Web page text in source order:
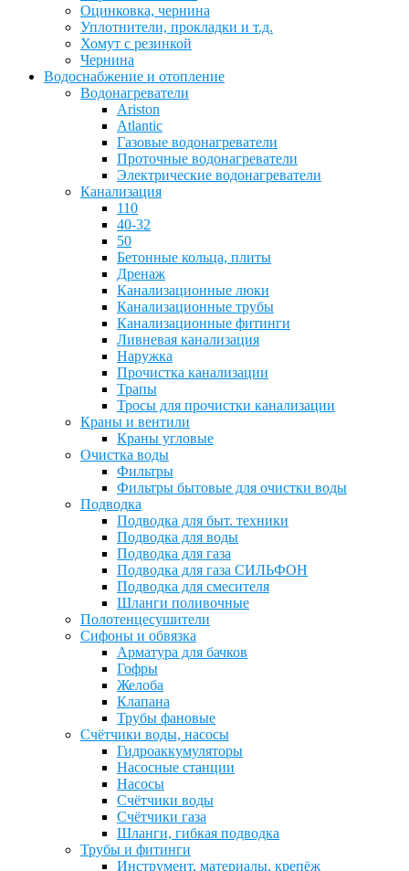
Оцинковка, чернина
Уплотнители, прокладки и т.д.
Хомут с резинкой
Чернина
Водоснабжение и отопление
Водонагреватели
Ariston
Atlantic
Газовые водонагреватели
Проточные водонагреватели
Электрические водонагреватели
Канализация
110
40-32
50
Бетонные кольца, плиты
Дренаж
Канализационные люки
Канализационные трубы
Канализационные фитинги
Ливневая канализация
Наружка
Прочистка канализации
Трапы
Тросы для прочистки канализации
Краны и вентили
Краны угловые
Очистка воды
Фильтры
Фильтры бытовые для очистки воды
Подводка
Подводка для быт. техники
Подводка для воды
Подводка для газа
Подводка для газа СИЛЬФОН
Подводка для смесителя
Шланги поливочные
Полотенцесушители
Сифоны и обвязка
Арматура для бачков
Гофры
Желоба
Клапана
Трубы фановые
Счётчики воды, насосы
Гидроаккумуляторы
Насосные станции
Насосы
Счётчики воды
Счётчики газа
Шланги, гибкая подводка
Трубы и фитинги
Инструмент, материалы, крепёж